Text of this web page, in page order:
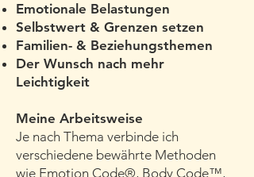
Emotionale Belastungen
Selbstwert & Grenzen setzen
Familien- & Beziehungsthemen
Der Wunsch nach mehr
Leichtigkeit
Meine Arbeitsweise
Je nach Thema verbinde ich
verschiedene bewährte Methoden
wie Emotion Code®, Body Code™,